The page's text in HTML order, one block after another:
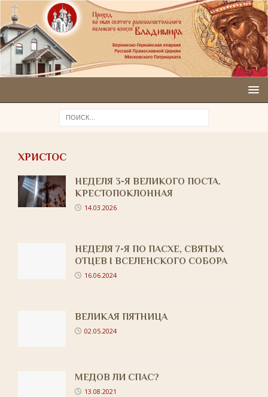
ХРИСТОС
НЕДЕЛЯ 3-Я ВЕЛИКОГО ПОСТА.
КРЕСТОПОКЛОННАЯ
14.03.2026
НЕДЕЛЯ 7-Я ПО ПАСХЕ, СВЯТЫХ
ОТЦЕВ I ВСЕЛЕНСКОГО СОБОРА
16.06.2024
ВЕЛИКАЯ ПЯТНИЦА
02.05.2024
МЕДОВ ЛИ СПАС?
13.08.2021